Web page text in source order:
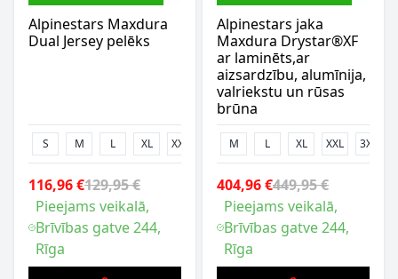
Alpinestars Maxdura
Dual Jersey pelēks
S M L XL XXL
116,96 €129,95 €
Pieejams veikalā,
Brīvības gatve 244,
Rīga
Alpinestars jaka
Maxdura Drystar®XF
ar laminēts,ar
aizsardzību, alumīnija,
valriekstu un rūsas
brūna
M L XL XXL 3XL
404,96 €449,95 €
Pieejams veikalā,
Brīvības gatve 244,
Rīga